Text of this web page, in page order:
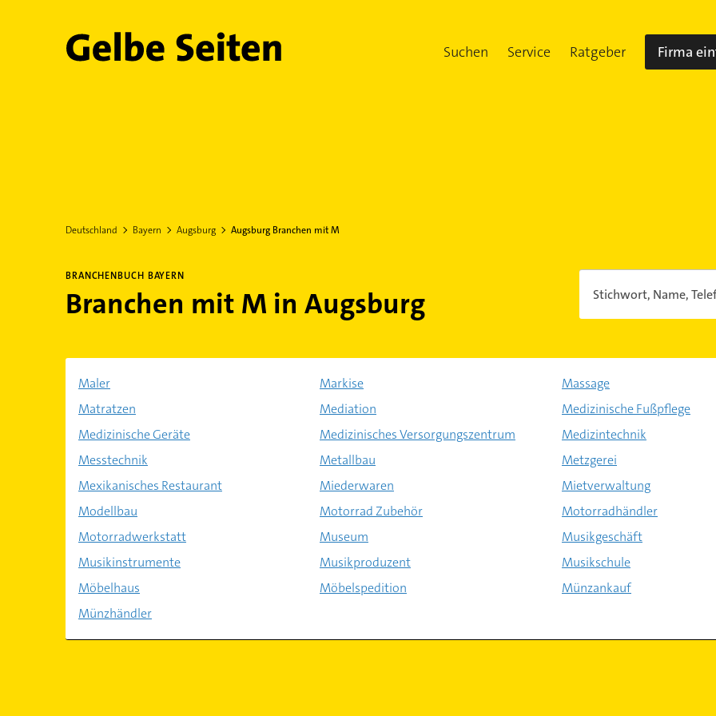
Gelbe Seiten Suchen Service Ratgeber Firma
Deutschland Bayern Augsburg Augsburg Branchen mit M
BRANCHENBUCH BAYERN
Branchen mit M in Augsburg Stichwort, Name,
Maler Markise
Massage
Matratzen
Mediation
Medizinische Fußpflege
Medizinische Geräte
Medizinisches Versorgungszentrum
Medizintechnik
Messtechnik
Metallbau
Metzgerei
Mexikanisches Restaurant
Miederwaren
Mietverwaltung
Modellbau
Motorrad Zubehör
Motorradhändler
Motorradwerkstatt
Museum
Musikgeschäft
Musikinstrumente
Musikproduzent
Musikschule
Möbelhaus
Möbelspedition
Münzankauf
Münzhändler